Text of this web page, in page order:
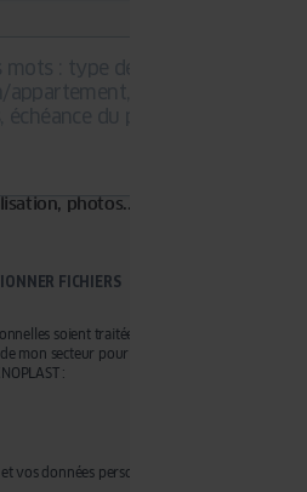
photos...). Formats acceptés :
FICHIERS
soient traitées par OKNOPLAST Sp. z o.o.
mon secteur pour recevoir de la prospection
:
vos données personnelles, voir mentions